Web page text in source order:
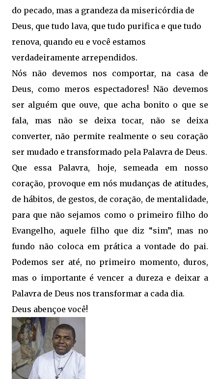
do pecado, mas a grandeza da misericórdia de
Deus, que tudo lava, que tudo purifica e que tudo
renova, quando eu e você estamos
verdadeiramente arrependidos.
Nós não devemos nos comportar, na casa de
Deus, como meros espectadores! Não devemos
ser alguém que ouve, que acha bonito o que se
fala, mas não se deixa tocar, não se deixa
converter, não permite realmente o seu coração
ser mudado e transformado pela Palavra de Deus.
Que essa Palavra, hoje, semeada em nosso
coração, provoque em nós mudanças de atitudes,
de hábitos, de gestos, de coração, de mentalidade,
para que não sejamos como o primeiro filho do
Evangelho, aquele filho que diz “sim”, mas no
fundo não coloca em prática a vontade do pai.
Podemos ser até, no primeiro momento, duros,
mas o importante é vencer a dureza e deixar a
Palavra de Deus nos transformar a cada dia.
Deus abençoe você!